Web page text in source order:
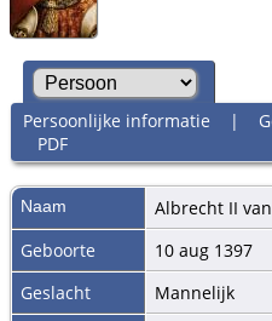
Persoonlijke informatie |
PDF
Naam Albrecht II
Geboorte
10 aug 1397
Geslacht
Mannelijk